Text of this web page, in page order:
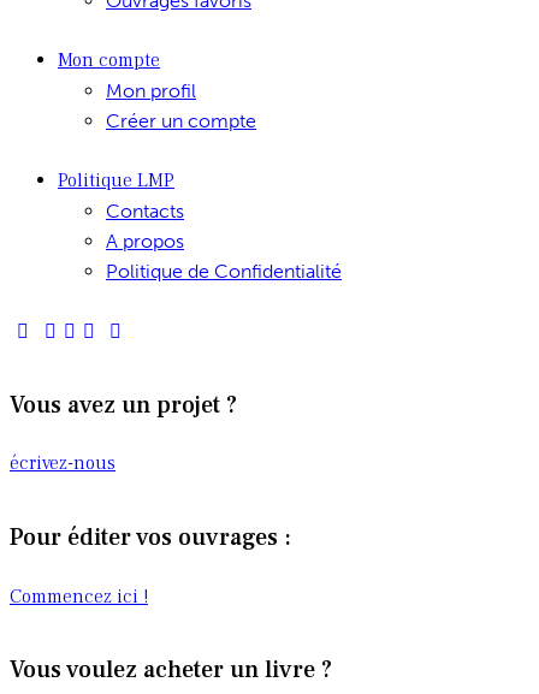
Mon compte
Mon profil
Créer un compte
Politique LMP
Contacts
A propos
Politique de Confidentialité
Vous avez un projet ?
écrivez-nous
Pour éditer vos ouvrages :
Commencez ici !
Vous voulez acheter un livre ?